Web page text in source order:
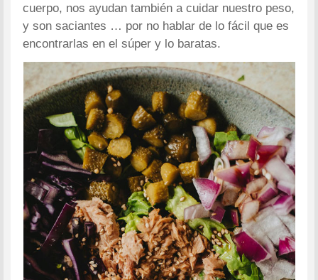
cuerpo, nos ayudan también a cuidar nuestro peso,
y son saciantes … por no hablar de lo fácil que es
encontrarlas en el súper y lo baratas.